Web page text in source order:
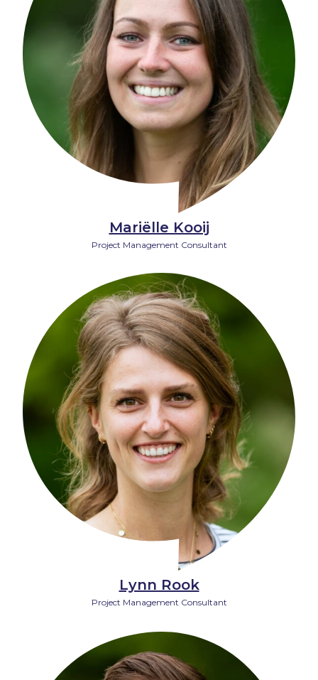
Mariëlle Kooij
Project Management Consultant
Lynn Rook
Project Management Consultant